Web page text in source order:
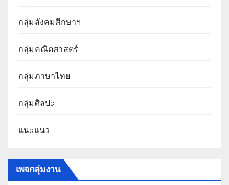
กลุ่มสังคมศึกษาฯ
กลุ่มคณิตศาสตร์
กลุ่มภาษาไทย
กลุ่มศิลปะ
แนะแนว
เพจกลุ่มงาน